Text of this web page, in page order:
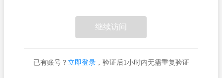
继续访问
已有账号？ 立即登录，验证后1小时内无需重复验证